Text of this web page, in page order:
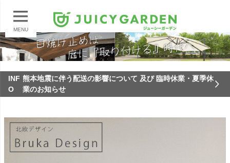
MENU
INF
O
熊本地震に伴う配送の影響について 及び 臨時休業・夏季休
業のお知らせ